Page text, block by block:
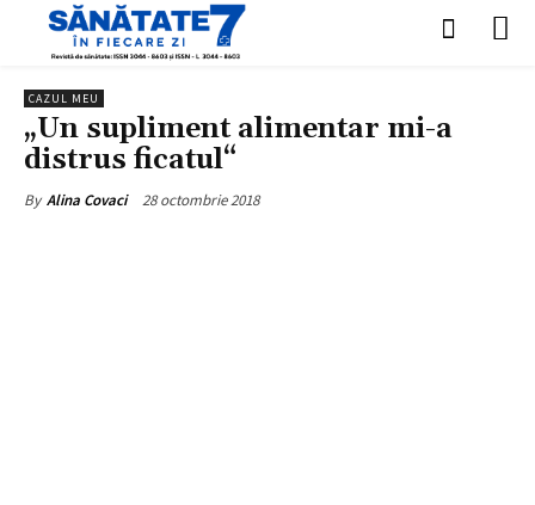
CAZUL MEU
„Un supliment alimentar mi-a
distrus ficatul“
By Alina Covaci 28 octombrie 2018